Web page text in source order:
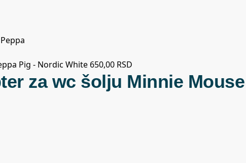
Pig - Nordic White 650,00 RSD
za wc šolju Minnie